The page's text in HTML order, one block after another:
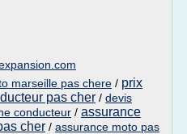
marseille pas chere / prix
pas cher / devis
conducteur / assurance
cher / assurance moto pas